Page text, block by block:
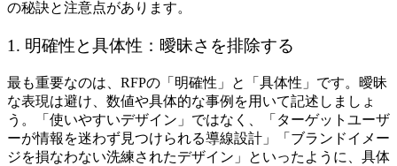
の秘訣と注意点があります。
1. 明確性と具体性：曖昧さを排除する
最も重要なのは、RFPの「明確性」と「具体性」です。曖昧
な表現は避け、数値や具体的な事例を用いて記述しましょ
う。「使いやすいデザイン」ではなく、「ターゲットユーザ
ーが情報を迷わず見つけられる導線設計」「ブランドイメー
ジを損なわない洗練されたデザイン」といったように、具体